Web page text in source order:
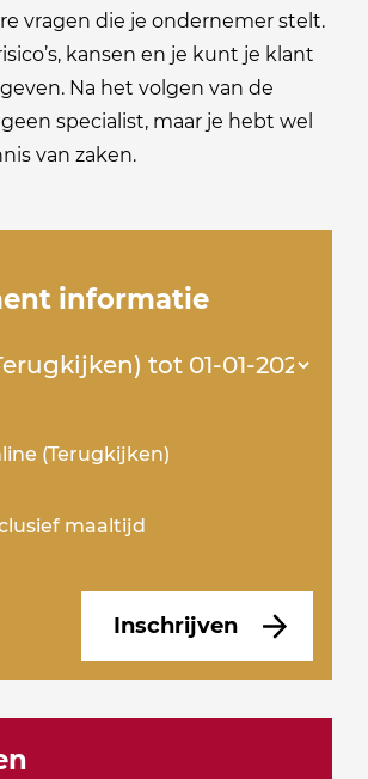
vragen die je ondernemer stelt.
kansen en je kunt je klant
Na het volgen van de
specialist, maar je hebt wel
van zaken.
informatie
(Terugkijken)
maaltijd
Inschrijven